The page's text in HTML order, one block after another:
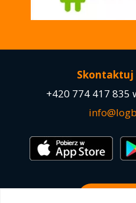
Skontaktuj
+420 774 417 835